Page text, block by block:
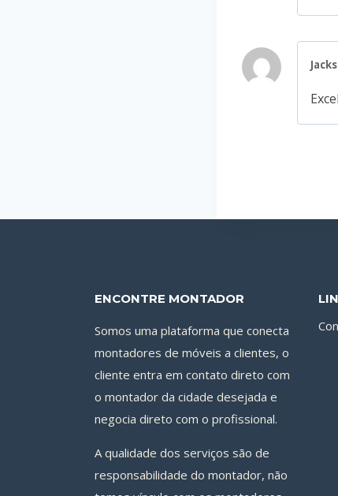
ENCONTRE MONTADOR
Somos uma plataforma que conecta
montadores de móveis a clientes, o
cliente entra em contato direto com
o montador da cidade desejada e
negocia direto com o profissional.
A qualidade dos serviços são de
responsabilidade do montador, não